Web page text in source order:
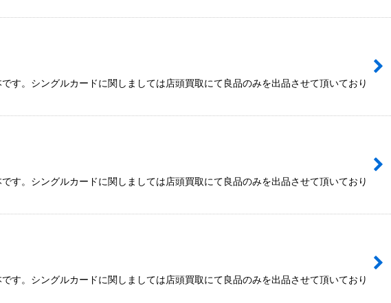
す。シングルカードに関しましては店頭買取にて良品のみを出品させて頂いており
す。シングルカードに関しましては店頭買取にて良品のみを出品させて頂いており
す。シングルカードに関しましては店頭買取にて良品のみを出品させて頂いており